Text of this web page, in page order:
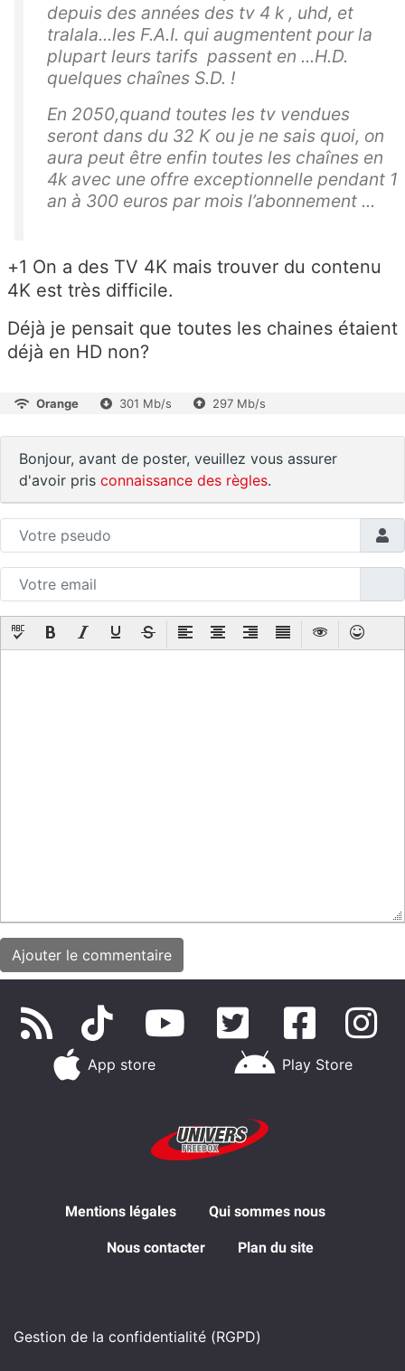
depuis des années des tv 4 k , uhd, et
tralala...les F.A.I. qui augmentent pour la
plupart leurs tarifs passent en ...H.D.
quelques chaînes S.D. !
En 2050,quand toutes les tv vendues
seront dans du 32 K ou je ne sais quoi, on
aura peut être enfin toutes les chaînes en
4k avec une offre exceptionnelle pendant 1
an à 300 euros par mois l’abonnement ...
+1 On a des TV 4K mais trouver du contenu
4K est très difficile.
Déjà je pensait que toutes les chaines étaient
déjà en HD non?
Orange 301 Mb/s 297 Mb/s
Bonjour, avant de poster, veuillez vous assurer
d'avoir pris connaissance des règles.
App store Play Store
Mentions légales Qui sommes nous
Nous contacter Plan du site
Gestion de la confidentialité (RGPD)